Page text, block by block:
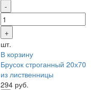
шт.
В корзину
Брусок строганный 20х70
из лиственницы
294 руб.